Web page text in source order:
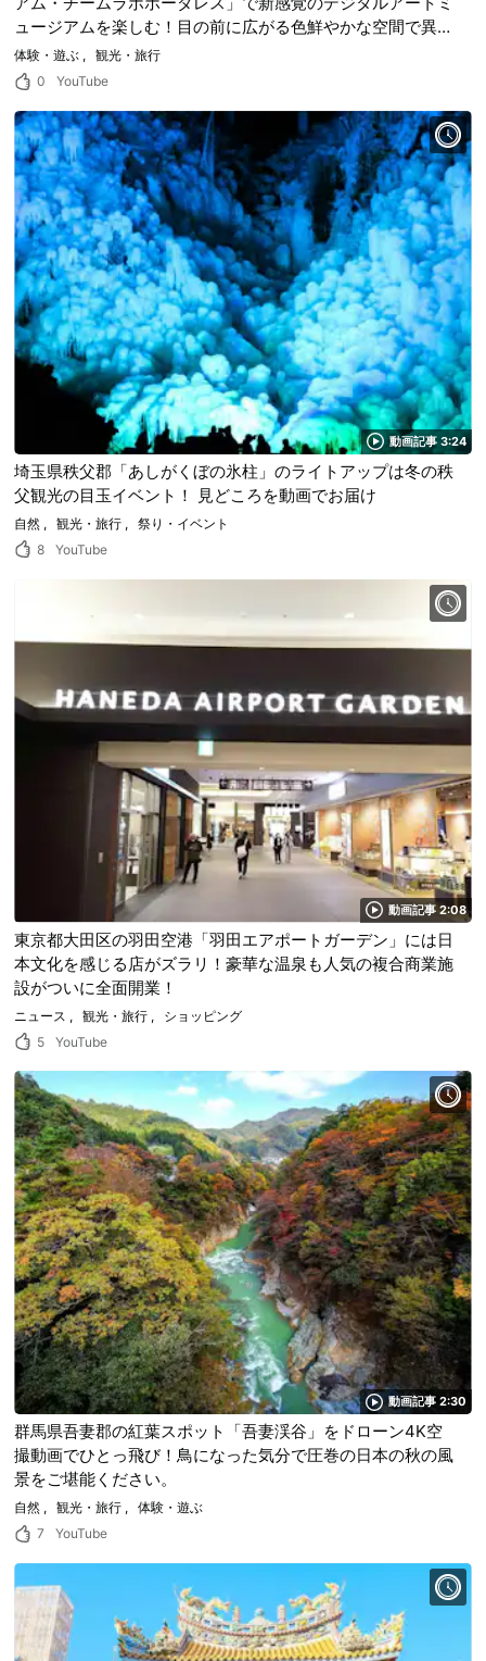
ュージアムを楽しむ！目の前に広がる色鮮やかな空間で異世
界を体験しよう！
体験・遊ぶ
観光・旅行
0
YouTube
動画記事 3:24
埼玉県秩父郡「あしがくぼの氷柱」のライトアップは冬の秩
父観光の目玉イベント！ 見どころを動画でお届け
自然 観光・旅行
祭り・イベント
8
YouTube
動画記事 2:08
東京都大田区の羽田空港「羽田エアポートガーデン」には日
本文化を感じる店がズラリ！豪華な温泉も人気の複合商業施
設がついに全面開業！
ニュース 観光・旅行
ショッピング
5
YouTube
動画記事 2:30
群馬県吾妻郡の紅葉スポット「吾妻渓谷」をドローン4K空
撮動画でひとっ飛び！鳥になった気分で圧巻の日本の秋の風
景をご堪能ください。
自然 観光・旅行
体験・遊ぶ
7
YouTube